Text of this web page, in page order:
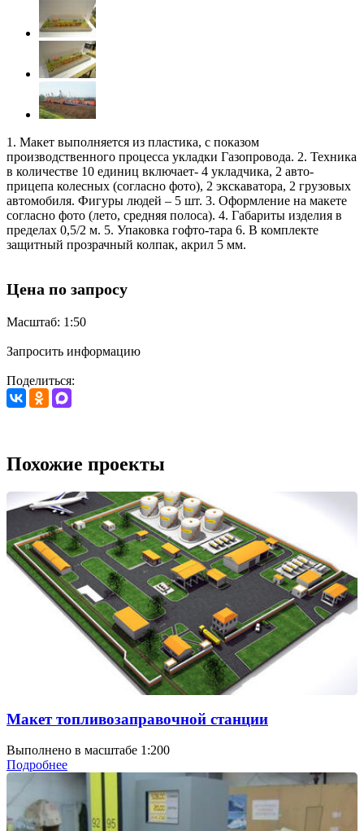
1. Макет выполняется из пластика, с показом
производственного процесса укладки Газопровода. 2. Техника
в количестве 10 единиц включает- 4 укладчика, 2 авто-
прицепа колесных (согласно фото), 2 экскаватора, 2 грузовых
автомобиля. Фигуры людей – 5 шт. 3. Оформление на макете
согласно фото (лето, средняя полоса). 4. Габариты изделия в
пределах 0,5/2 м. 5. Упаковка гофто-тара 6. В комплекте
защитный прозрачный колпак, акрил 5 мм.
Цена по запросу
Масштаб: 1:50
Запросить информацию
Поделиться:
Похожие проекты
Макет топливозаправочной станции
Выполнено в масштабе 1:200
Подробнее